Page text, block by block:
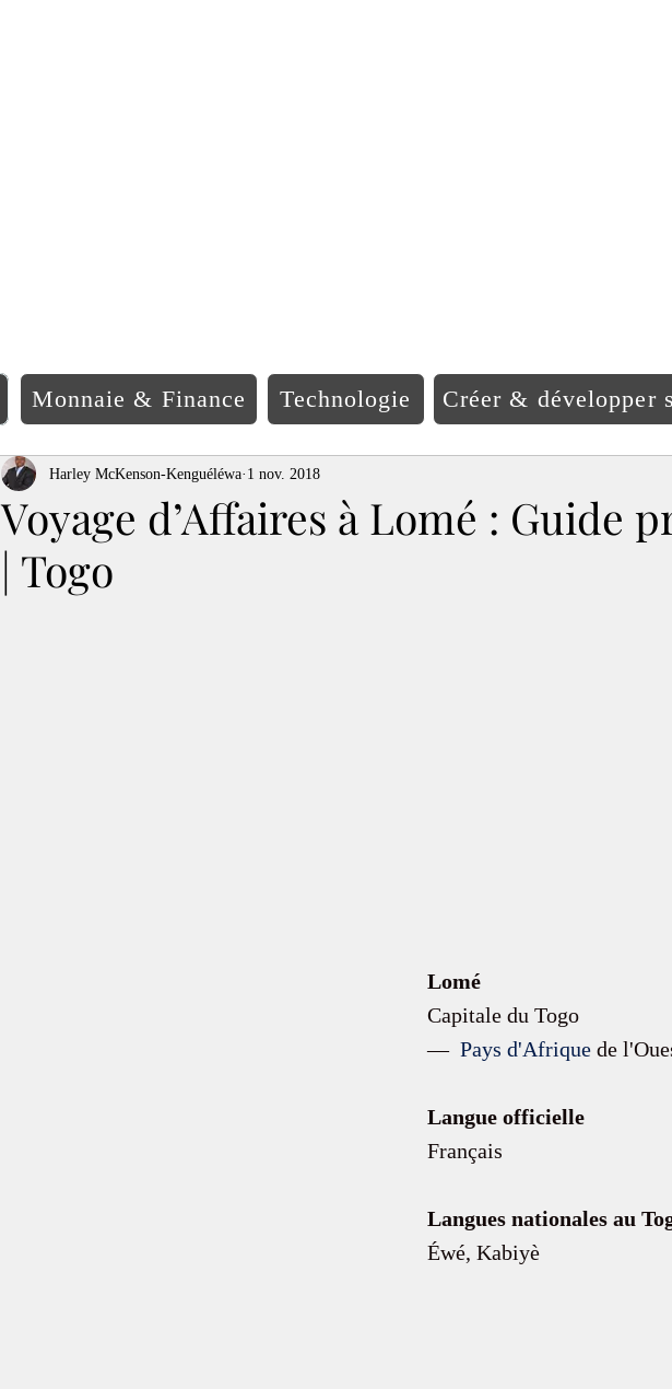
Monnaie & Finance Technologie Créer & développer
Voyage d’Affaires à Lomé : Guide
| Togo
Harley McKenson-Kenguéléwa 1 nov. 2018
Lomé
Capitale du Togo
— Pays d'Afrique de
Langue officielle
Français
Langues nationales au
Éwé, Kabiyè